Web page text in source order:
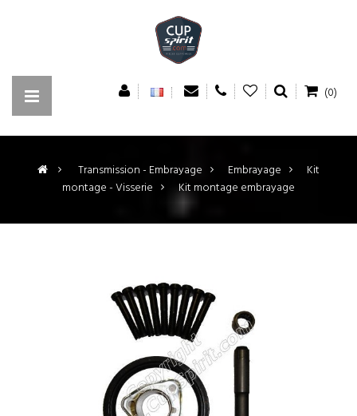
(0)
> Transmission - Embrayage > Embrayage >
Kit
montage - Visserie > Kit montage embrayage